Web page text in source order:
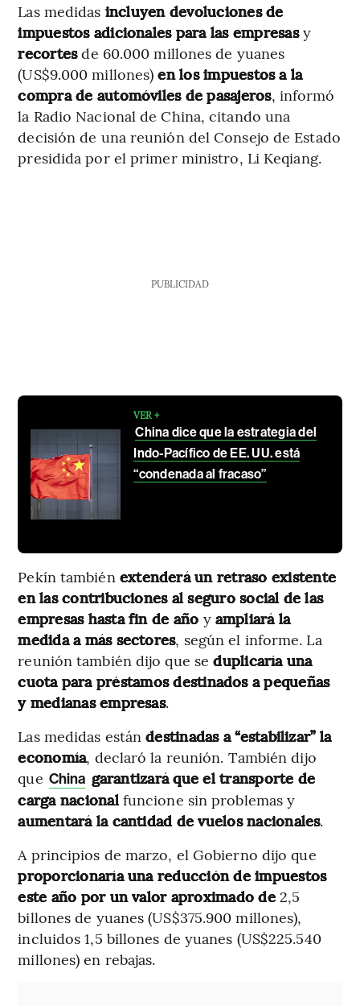
Las medidas incluyen devoluciones de
impuestos adicionales para las empresasy
recortesde 60.000 millones de yuanes
(US$9.000 millones)en los impuestos a la
compra de automóviles de pasajeros, informó
la Radio Nacional de China, citando una
decisión de una reunión del Consejo de Estado
presidida por el primer ministro, Li Keqiang.
PUBLICIDAD
VER +
China dice que la estrategia del
Indo-Pacífico de EE. UU. está
“condenada al fracaso”
Pekín también extenderá un retraso existente
en las contribuciones al seguro social de las
empresas hasta fin de año y ampliará la
medida a más sectores, según el informe. La
reunión también dijo que se duplicaría una
cuota para préstamos destinados a pequeñas
y medianas empresas.
Las medidas estándestinadas a “estabilizar” la
economía, declaró la reunión. También dijo
que China garantizará que el transporte de
carga nacionalfuncione sin problemas y
aumentará la cantidad de vuelos nacionales.
A principios de marzo, el Gobierno dijo que
proporcionaría una reducción de impuestos
este año por un valor aproximado de2,5
billones de yuanes (US$375.900 millones),
incluidos 1,5 billones de yuanes (US$225.540
millones) en rebajas.